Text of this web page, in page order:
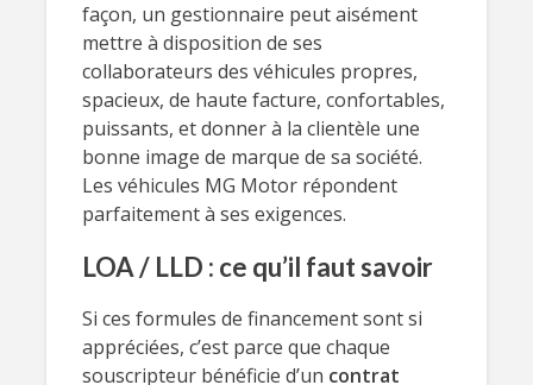
façon, un gestionnaire peut aisément
mettre à disposition de ses
collaborateurs des véhicules propres,
spacieux, de haute facture, confortables,
puissants, et donner à la clientèle une
bonne image de marque de sa société.
Les véhicules MG Motor répondent
parfaitement à ses exigences.
LOA / LLD : ce qu’il faut savoir
Si ces formules de financement sont si
appréciées, c’est parce que chaque
souscripteur bénéficie d’un contrat